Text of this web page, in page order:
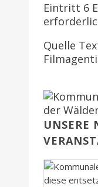
Eintritt 6
Quelle
UNSERE